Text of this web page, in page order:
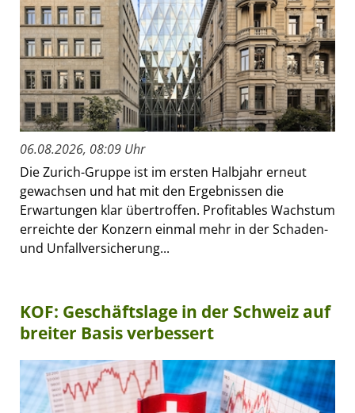
06.08.2026, 08:09 Uhr
Die Zurich-Gruppe ist im ersten Halbjahr erneut
gewachsen und hat mit den Ergebnissen die
Erwartungen klar übertroffen. Profitables Wachstum
erreichte der Konzern einmal mehr in der Schaden-
und Unfallversicherung...
KOF: Geschäftslage in der Schweiz auf
breiter Basis verbessert